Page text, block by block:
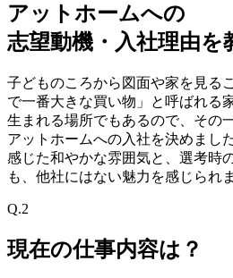
アットホームへの
志望動機・入社理由を
子どものころから図面や家を見る
で一番大きな買い物」と呼ばれる
生まれる場所でもあるので、その
アットホームへの入社を決めまし
感じた和やかな雰囲気と、選考時
も、他社にはない魅力を感じられ
Q.2
現在の仕事内容は？